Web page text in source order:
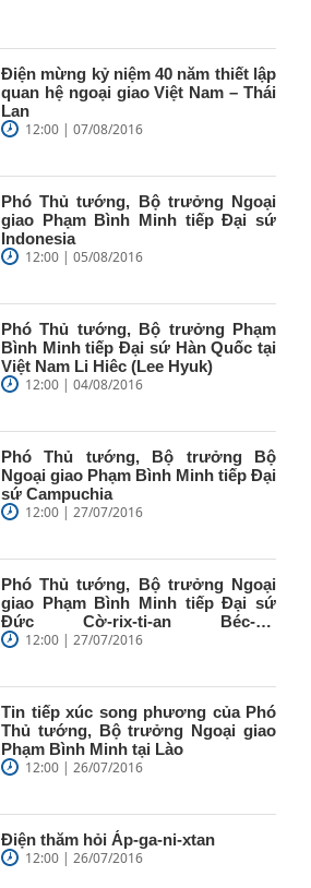
Điện mừng kỷ niệm 40 năm thiết lập
quan hệ ngoại giao Việt Nam – Thái
Lan
12:00 | 07/08/2016
Phó Thủ tướng, Bộ trưởng Ngoại
giao Phạm Bình Minh tiếp Đại sứ
Indonesia
12:00 | 05/08/2016
Phó Thủ tướng, Bộ trưởng Phạm
Bình Minh tiếp Đại sứ Hàn Quốc tại
Việt Nam Li Hiêc (Lee Hyuk)
12:00 | 04/08/2016
Phó Thủ tướng, Bộ trưởng Bộ
Ngoại giao Phạm Bình Minh tiếp Đại
sứ Campuchia
12:00 | 27/07/2016
Phó Thủ tướng, Bộ trưởng Ngoại
giao Phạm Bình Minh tiếp Đại sứ
Đức Cờ-rix-ti-an Béc-cờ
(Christian...
12:00 | 27/07/2016
Tin tiếp xúc song phương của Phó
Thủ tướng, Bộ trưởng Ngoại giao
Phạm Bình Minh tại Lào
12:00 | 26/07/2016
Điện thăm hỏi Áp-ga-ni-xtan
12:00 | 26/07/2016